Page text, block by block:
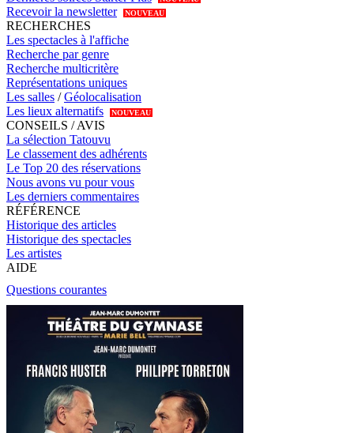
Recevoir la newsletter NOUVEAU
RECHERCHES
Les spectacles à l'affiche
Recherche par genre
Recherche multicritère
Représentations uniques
Les salles /Géolocalisation
Les lieux alternatifs
NOUVEAU
CONSEILS / AVIS
La sélection Tatouvu
Le classement des adhérents
Le Top 20 des réservations
Nous avons vu pour vous
Les derniers commentaires
RÉFÉRENCE
Historique des articles
Historique des spectacles
Les artistes
AIDE
Questions courantes